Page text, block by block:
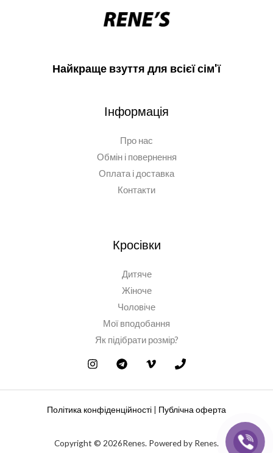
Найкраще взуття для всієї сім'ї
Інформація
Про нас
Обмін і повернення
Оплата і доставка
Контакти
Кросівки
Дитяче
Жіноче
Чоловіче
Мої вподобання
Як підібрати розмір?
Політика конфіденційності Публічна оферта
Copyright © 2026Renes. Powered by Renes.